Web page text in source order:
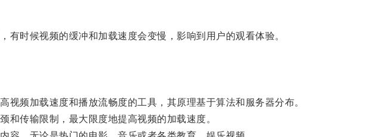
时候视频的缓冲和加载速度会变慢，影响到用户的观看体验。
频加载速度和播放流畅度的工具，其原理基于算法和服务器分布。
传输限制，最大限度地提高视频的加载速度。